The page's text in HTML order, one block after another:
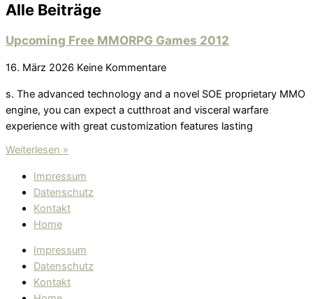
Alle Beiträge
Upcoming Free MMORPG Games 2012
16. März 2026 Keine Kommentare
s. The advanced technology and a novel SOE proprietary MMO
engine, you can expect a cutthroat and visceral warfare
experience with great customization features lasting
Weiterlesen »
Impressum
Datenschutz
Kontakt
Home
Impressum
Datenschutz
Kontakt